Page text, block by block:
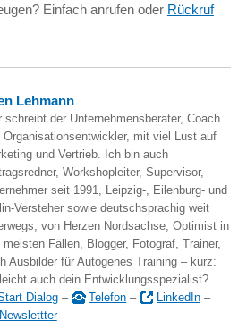
Einfach anrufen oder Rückruf
Lehmann
schreibt der Unternehmensberater, Coach
Organisationsentwickler, mit viel Lust auf
und Vertrieb. Ich bin auch
Workshopleiter, Supervisor,
seit 1991, Leipzig-, Eilenburg- und
Versteher sowie deutschsprachig weit
von Herzen Nordsachse, Optimist in
meisten Fällen, Blogger, Fotograf, Trainer,
Ausbilder für Autogenes Training – kurz:
auch dein Entwicklungsspezialist?
Dialog – Telefon – LinkedIn –
Newslettter